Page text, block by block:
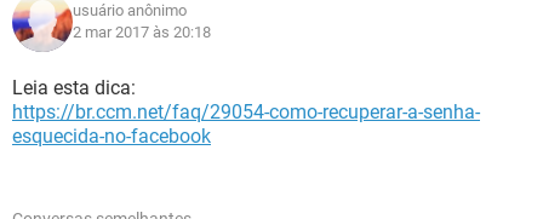
usuário anônimo
2 mar 2017 às 20:18
Leia esta dica:
https://br.ccm.net/faq/29054-como-recuperar-a-senha-
esquecida-no-facebook